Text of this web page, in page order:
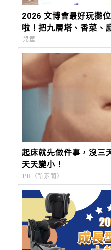
2026 文博會最好玩攤
啦！把九層塔、香菜、
台味香氣寫進筆尖
兒童
起床就先做件事，沒三
天天變小！
PR（新素簡）